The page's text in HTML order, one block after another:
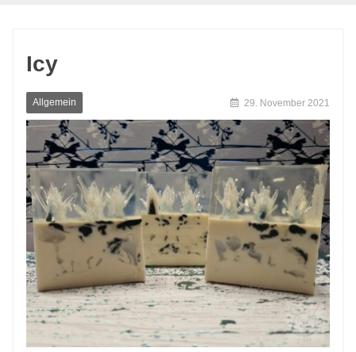
Icy
Allgemein 29. November 2021